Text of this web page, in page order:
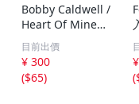
Bobby Caldwell /
Heart Of Mine
輸入カセットテー
プ
目前出價
¥ 300
($65)
(